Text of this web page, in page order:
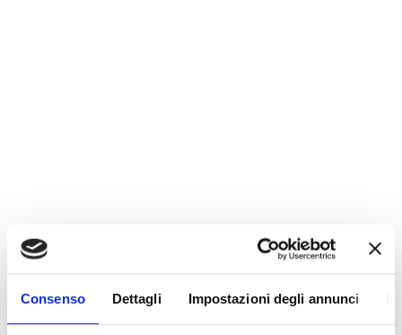
Consenso Dettagli Impostazioni degli annunci